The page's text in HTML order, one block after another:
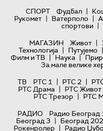
СПОРТ
Фудбал |
Рукомет | Ватерполо |
спортови |
МАГАЗИН
Живот |
Технологијa | Путујемо |
Филм и ТВ | Наука |
За мале велике
ТВ
РТС 1 | РТС 2 |
РТС Драма | РТС Живот
РТС Трезор | РТС
РАДИО
Радио Београд
Београд 3 | Београд 202
Рокенролер | Радио